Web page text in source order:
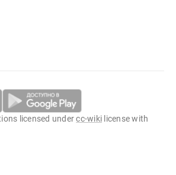
licensed undercc-wiki license with